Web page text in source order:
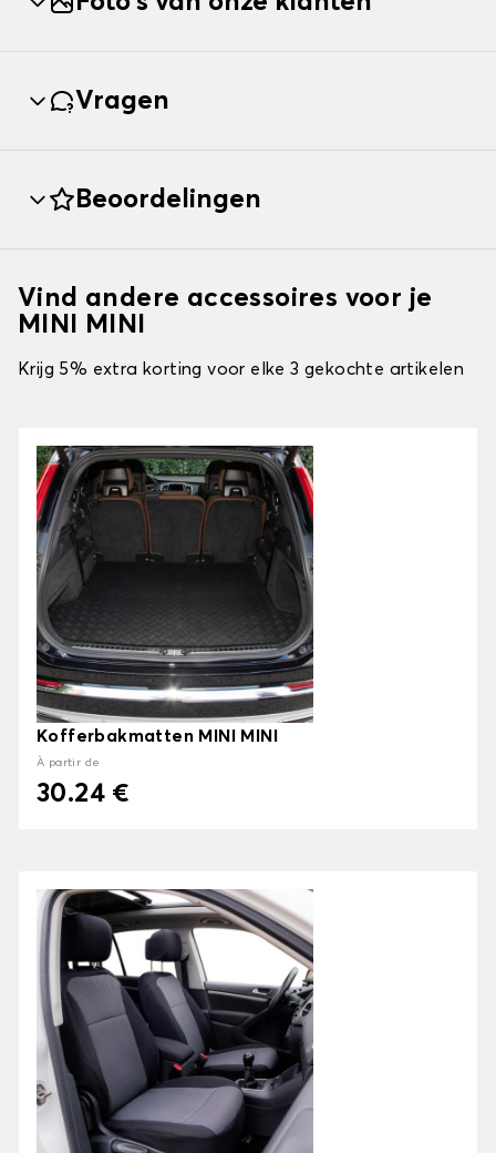
Vragen
Beoordelingen
Vind andere accessoires voor je
MINI MINI
Krijg 5% extra korting voor elke 3 gekochte artikelen
Kofferbakmatten MINI MINI
À partir de
30.24 €